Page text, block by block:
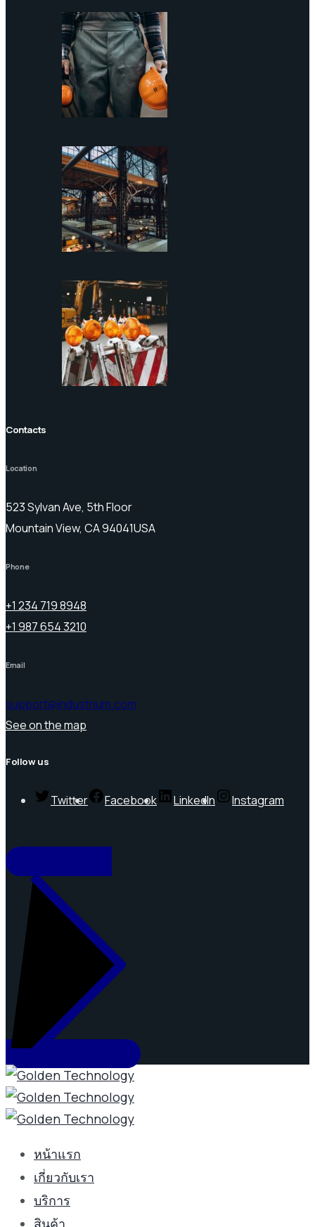
Contacts
Location
523 Sylvan Ave, 5th Floor
Mountain View, CA 94041USA
Phone
+1 234 719 8948
+1 987 654 3210
Email
support@industrium.com
See on the map
Follow us
Twitter Facebook LinkedIn Instagram
หน้าแรก
เกี่ยวกับเรา
บริการ
สินค้า